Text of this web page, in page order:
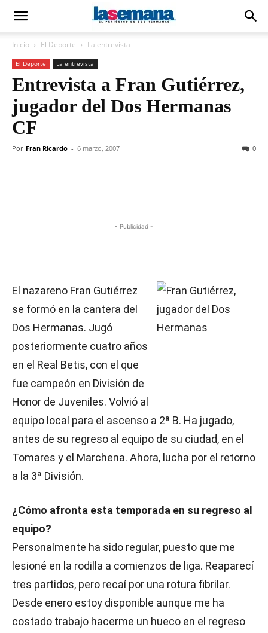
Inicio El Deporte La entrevista
El Deporte La entrevista
Entrevista a Fran Gutiérrez,
jugador del Dos Hermanas
CF
Por Fran Ricardo - 6 marzo, 2007 0
- Publicidad -
El nazareno Fran Gutiérrez
se formó en la cantera del
Dos Hermanas. Jugó
posteriormente cuatro años
en el Real Betis, con el que
fue campeón en División de
Honor de Juveniles. Volvió al
equipo local para el ascenso a 2ª B. Ha jugado,
antes de su regreso al equipo de su ciudad, en el
Tomares y el Marchena. Ahora, lucha por el retorno
a la 3ª División.
¿Cómo afronta esta temporada en su regreso al
equipo?
Personalmente ha sido regular, puesto que me
lesioné en la rodilla a comienzos de liga. Reaparecí
tres partidos, pero recaí por una rotura fibrilar.
Desde enero estoy disponible aunque me ha
costado trabajo hacerme un hueco en el regreso